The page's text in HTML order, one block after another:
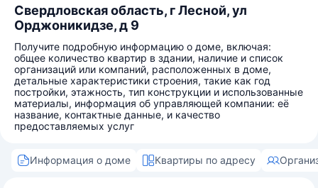
Свердловская область, г Лесной, ул
Орджоникидзе, д 9
Получите подробную информацию о доме, включая:
общее количество квартир в здании, наличие и список
организаций или компаний, расположенных в доме,
детальные характеристики строения, такие как год
постройки, этажность, тип конструкции и использованные
материалы, информация об управляющей компании: её
название, контактные данные, и качество
предоставляемых услуг
Информация о доме Квартиры по адресу